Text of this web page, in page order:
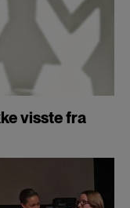
visste fra